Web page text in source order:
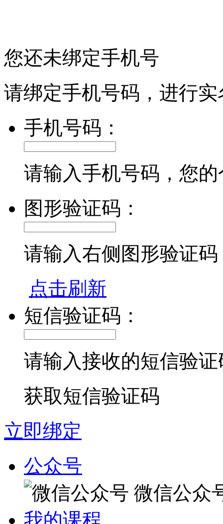
您还未绑定手机号
请绑定手机号码，进行
手机号码：
请输入手机号码，您
图形验证码：
请输入右侧图形验证码
点击刷新
短信验证码：
请输入接收的短信验证
获取短信验证码
立即绑定
公众号
微信公众
我的课程